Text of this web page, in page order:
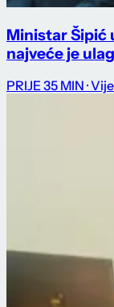
Ministar Šipić
najveće je
PRIJE 35 MIN ·